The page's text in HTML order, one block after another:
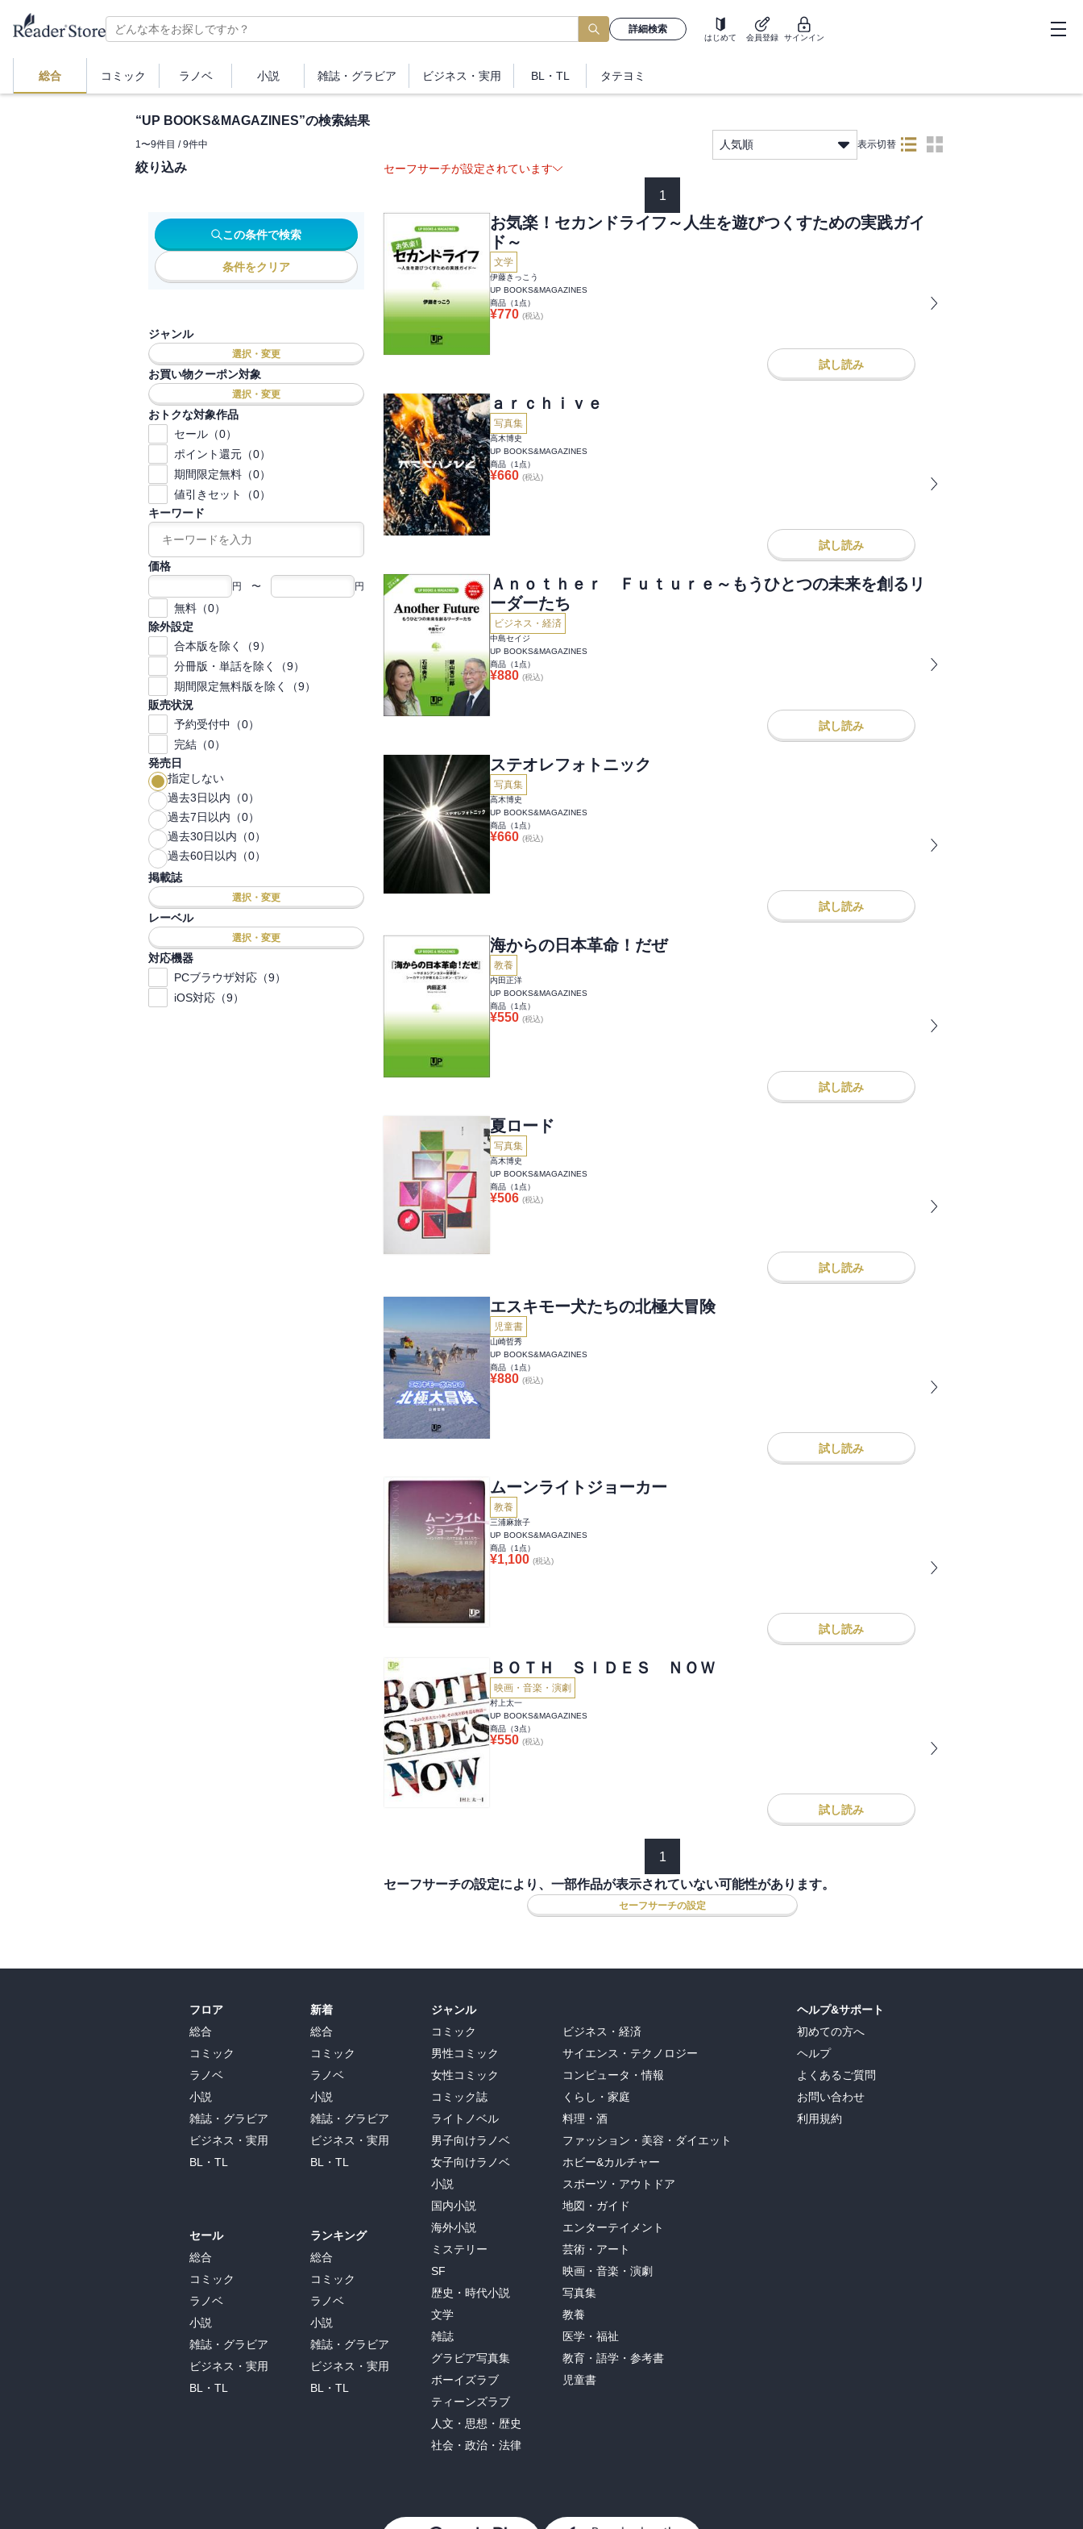
詳細検索
はじめて 会員登録 サインイン
総合 コミック ラノベ 小説 雑誌・ グラビア ビジネス ・実用 BL・TL タテヨミ
“UP BOOKS&MAGAZINES”の検索結果
1〜9件目 / 9件中 人気順 表示切替
絞り込み
この条件で検索
条件をクリア
ジャンル
選択・変更
お買い物クーポン対象
選択・変更
おトクな対象作品
セール（0）
ポイント還元（0）
期間限定無料（0）
値引きセット（0）
キーワード
価格
円 〜 円
無料（0）
除外設定
合本版を除く（9）
分冊版・単話を除く（9）
期間限定無料版を除く（9）
販売状況
予約受付中（0）
完結（0）
発売日
指定しない
過去3日以内（0）
過去7日以内（0）
過去30日以内（0）
過去60日以内（0）
掲載誌
選択・変更
レーベル
選択・変更
対応機器
PCブラウザ対応（9）
iOS対応（9）
セーフサーチが設定されています
1
お気楽！セカンドライフ～人生を遊びつくすための実践ガイ
ド～
文学
伊藤きっこう
UP BOOKS&MAGAZINES
商品（1 点）
¥770 (税込)
試し読み
ａｒｃｈｉｖｅ
写真集
高木博史
UP BOOKS&MAGAZINES
商品（1 点）
¥660 (税込)
試し読み
Ａｎｏｔｈｅｒ Ｆｕｔｕｒｅ～もうひとつの未来を創るリ
ーダーたち
ビジネス・経済
中島セイジ
UP BOOKS&MAGAZINES
商品（1 点）
¥880 (税込)
試し読み
ステオレフォトニック
写真集
高木博史
UP BOOKS&MAGAZINES
商品（1 点）
¥660 (税込)
試し読み
海からの日本革命！だぜ
教養
内田正洋
UP BOOKS&MAGAZINES
商品（1 点）
¥550 (税込)
試し読み
夏ロード
写真集
高木博史
UP BOOKS&MAGAZINES
商品（1 点）
¥506 (税込)
試し読み
エスキモー犬たちの北極大冒険
児童書
山崎哲秀
UP BOOKS&MAGAZINES
商品（1 点）
¥880 (税込)
試し読み
ムーンライトジョーカー
教養
三浦麻旅子
UP BOOKS&MAGAZINES
商品（1 点）
¥1,100 (税込)
試し読み
ＢＯＴＨ ＳＩＤＥＳ ＮＯＷ
映画・音楽・演劇
村上太一
UP BOOKS&MAGAZINES
商品（3点）
¥550 (税込)
試し読み
1
セーフサーチの設定により、一部作品が表示されていない可能性があります。
セーフサーチの設定
フロア
総合
コミック
ラノベ
小説
雑誌・グラビア
ビジネス・実用
BL・TL
セール
総合
コミック
ラノベ
小説
雑誌・グラビア
ビジネス・実用
BL・TL
新着
総合
コミック
ラノベ
小説
雑誌・グラビア
ビジネス・実用
BL・TL
ランキング
総合
コミック
ラノベ
小説
雑誌・グラビア
ビジネス・実用
BL・TL
ジャンル
コミック
男性コミック
女性コミック
コミック誌
ライトノベル
男子向けラノベ
女子向けラノベ
小説
国内小説
海外小説
ミステリー
SF
歴史・時代小説
文学
雑誌
グラビア写真集
ボーイズラブ
ティーンズラブ
人文・思想・歴史
社会・政治・法律
ビジネス・経済
サイエンス・テクノロジー
コンピュータ・情報
くらし・家庭
料理・酒
ファッション・美容・ダイエット
ホビー&カルチャー
スポーツ・アウトドア
地図・ガイド
エンターテイメント
芸術・アート
映画・音楽・演劇
写真集
教養
医学・福祉
教育・語学・参考書
児童書
ヘルプ&サポート
初めての方へ
ヘルプ
よくあるご質問
お問い合わせ
利用規約